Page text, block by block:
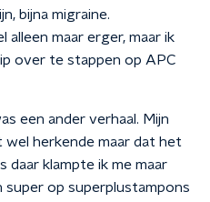
bijna migraine.
alleen maar erger, maar ik
over te stappen op APC
een ander verhaal. Mijn
herkende maar dat het
daar klampte ik me maar
op superplustampons